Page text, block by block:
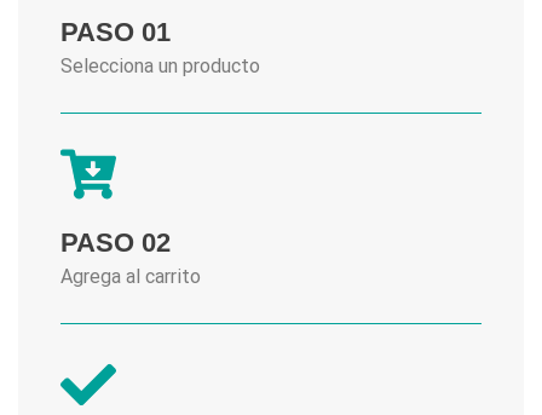
PASO 01
Selecciona un producto
PASO 02
Agrega al carrito